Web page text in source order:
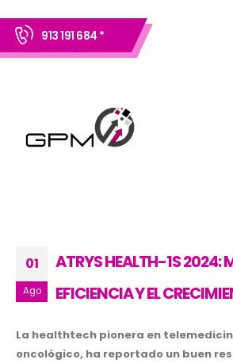
913 191 684 *
01
Ago
ATRYS HEALTH-1S 2024:
EFICIENCIA Y EL
La healthtech pionera en
oncológico, ha reportado un buen